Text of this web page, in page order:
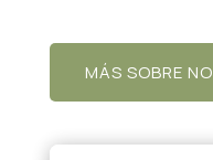
MÁS SOBRE